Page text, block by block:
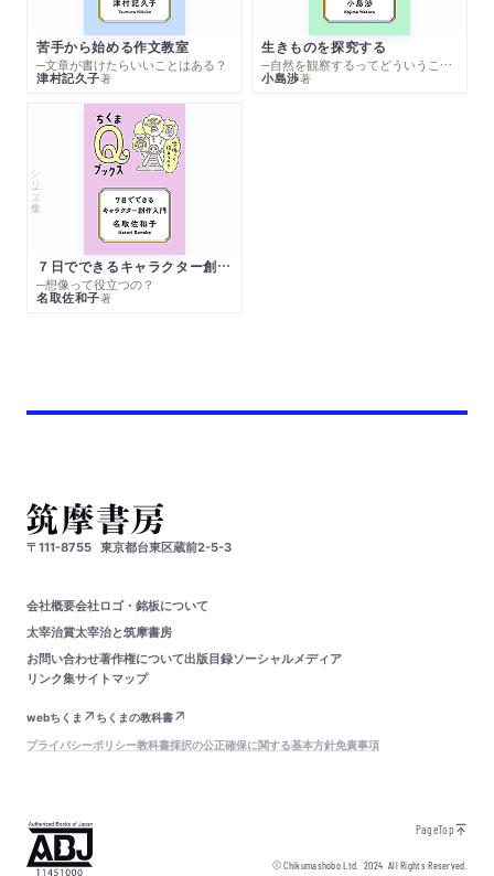
苦手から始める作文教室
─文章が書けたらいいことはある？
津村記久子著
生きものを探究する
─自然を観察するってどういうこと？
小島渉著
シリーズ・全集
７日でできるキャラクター創作入門
─想像って役立つの？
名取佐和子著
〒111-8755 東京都台東区蔵前2-5-3
会社概要会社ロゴ・銘板について
太宰治賞太宰治と筑摩書房
お問い合わせ著作権について出版目録ソーシャルメディア
リンク集サイトマップ
webちくま
ちくまの教科書
プライバシーポリシー教科書採択の公正確保に関する基本方針免責事項
PageTop
© Chikumashobo Ltd.2024 All Rights Reserved.